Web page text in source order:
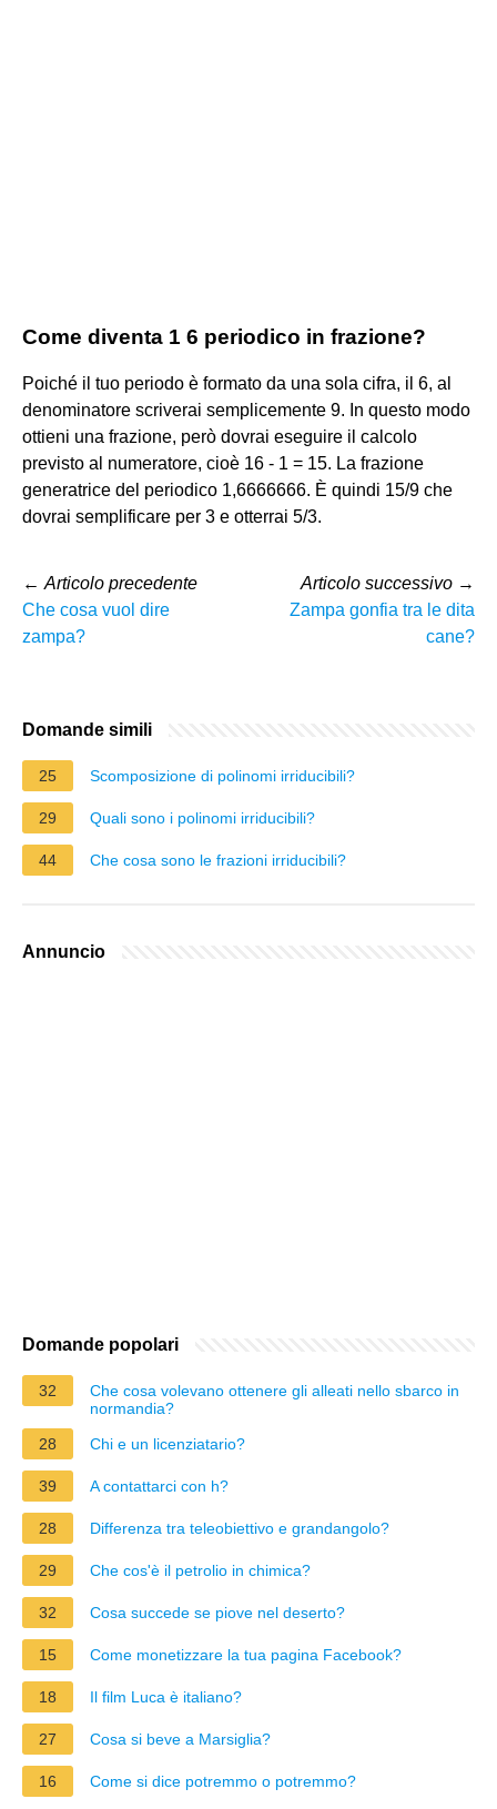
Come diventa 1 6 periodico in frazione?
Poiché il tuo periodo è formato da una sola cifra, il 6, al
denominatore scriverai semplicemente 9. In questo modo
ottieni una frazione, però dovrai eseguire il calcolo
previsto al numeratore, cioè 16 - 1 = 15. La frazione
generatrice del periodico 1,6666666. È quindi 15/9 che
dovrai semplificare per 3 e otterrai 5/3.
← Articolo precedente
Che cosa vuol dire
zampa?
Articolo successivo →
Zampa gonfia tra le dita
cane?
Domande simili
25 Scomposizione di polinomi irriducibili?
29 Quali sono i polinomi irriducibili?
44 Che cosa sono le frazioni irriducibili?
Annuncio
Domande popolari
32
Che cosa volevano ottenere gli alleati nello sbarco in
normandia?
28
Chi e un licenziatario?
39 A contattarci con h?
28 Differenza tra teleobiettivo e grandangolo?
29 Che cos'è il petrolio in chimica?
32 Cosa succede se piove nel deserto?
15 Come monetizzare la tua pagina Facebook?
18 Il film Luca è italiano?
27 Cosa si beve a Marsiglia?
16 Come si dice potremmo o potremmo?